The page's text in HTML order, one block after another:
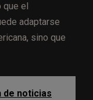
que el
adaptarse
sino que
de noticias